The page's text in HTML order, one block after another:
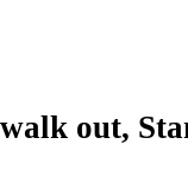
out,